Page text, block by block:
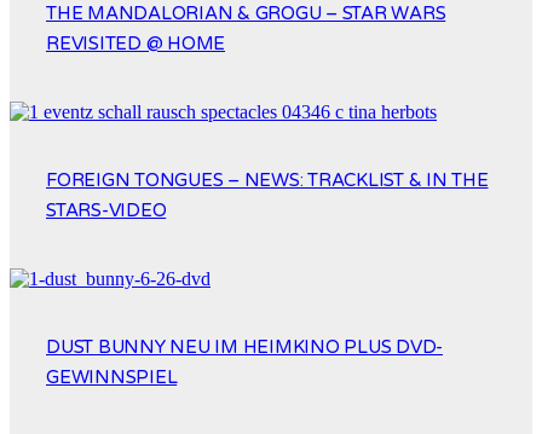
THE MANDALORIAN & GROGU – STAR WARS
REVISITED @ HOME
FOREIGN TONGUES – NEWS: TRACKLIST & IN THE
STARS-VIDEO
DUST BUNNY NEU IM HEIMKINO PLUS DVD-
GEWINNSPIEL